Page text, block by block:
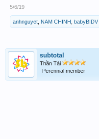
5/6/19
anhnguyet NAM CHINH babyBIDV
subtotal
Thần Tài
Perennial member